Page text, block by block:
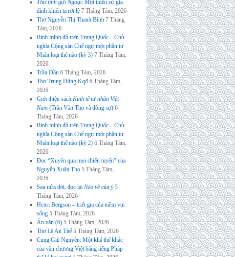
Thư tình gửi Ngoại: Một thiên sử gia
đình khiến ta rơi lệ 7 Tháng Tám, 2026
Thơ Nguyễn Thị Thanh Bình 7 Tháng
Tám, 2026
Bình minh đỏ trên Trung Quốc – Chủ
nghĩa Cộng sản Chế ngự một phần tư
Nhân loại thế nào (kỳ 3) 7 Tháng Tám,
2026
Trần Dần 6 Tháng Tám, 2026
Thơ Trung Dũng Kqđ 6 Tháng Tám,
2026
Giới thiệu sách Kinh tế tư nhân Việt
Nam (Trần Văn Thọ và đồng sự) 6
Tháng Tám, 2026
Bình minh đỏ trên Trung Quốc – Chủ
nghĩa Cộng sản Chế ngự một phần tư
Nhân loại thế nào (kỳ 2) 6 Tháng Tám,
2026
Đọc “Xuyên qua mọi chiến tuyến” của
Nguyễn Xuân Thọ 5 Tháng Tám,
2026
Sau nửa đời, đọc lại Nẻo về của ý 5
Tháng Tám, 2026
Henri Bergson – triết gia của niềm vui
sống 5 Tháng Tám, 2026
Án văn (6) 5 Tháng Tám, 2026
Thơ Lê An Thế 5 Tháng Tám, 2026
Cung Giũ Nguyên: Một khả thể khác
của văn chương Việt bằng tiếng Pháp